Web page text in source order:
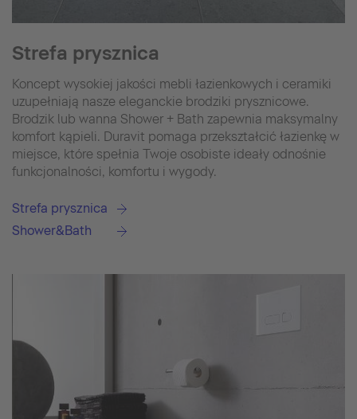
Strefa prysznica
Koncept wysokiej jakości mebli łazienkowych i ceramiki
uzupełniają nasze eleganckie brodziki prysznicowe.
Brodzik lub wanna Shower + Bath zapewnia maksymalny
komfort kąpieli. Duravit pomaga przekształcić łazienkę w
miejsce, które spełnia Twoje osobiste ideały odnośnie
funkcjonalności, komfortu i wygody.
Strefa prysznica
Shower&Bath